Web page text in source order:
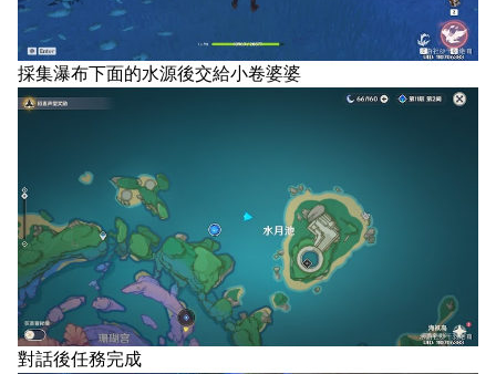
採集瀑布下面的水源後交給小卷婆婆
對話後任務完成